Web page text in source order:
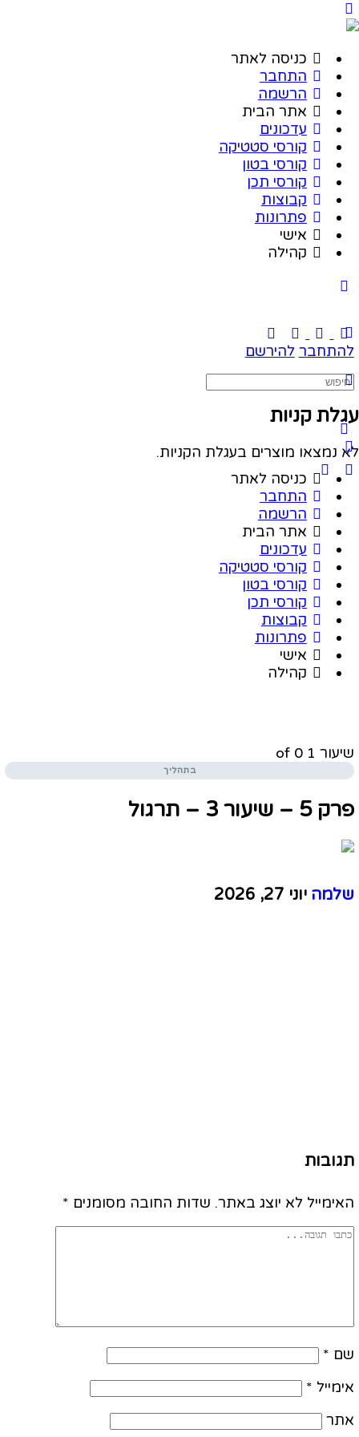
כניסה לאתר
התחבר
הרשמה
אתר הבית
עדכונים
קורסי סטטיקה
קורסי בטון
קורסי תכן
קבוצות
פתרונות
אישי
קהילה
להתחבר להירשם
עגלת קניות
לא נמצאו מוצרים בעגלת הקניות.
כניסה לאתר
התחבר
הרשמה
אתר הבית
עדכונים
קורסי סטטיקה
קורסי בטון
קורסי תכן
קבוצות
פתרונות
אישי
קהילה
שיעור 1 of 0
בתהליך
פרק 5 – שיעור 3 – תרגול
שלמהיוני 27, 2026
תגובות
האימייל לא יוצג באתר. שדות החובה מסומנים *
שם *
אימייל *
אתר